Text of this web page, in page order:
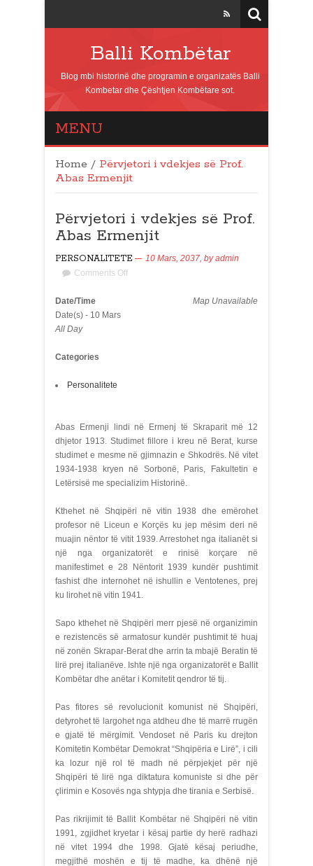
Balli Kombëtar
Blog mbi historinë dhe programin e organizatës Balli
Kombetar dhe Çështjen Kombëtare sot.
MENU
Home / Përvjetori i vdekjes së Prof.
Abas Ermenjit
Përvjetori i vdekjes së Prof.
Abas Ermenjit
PERSONALITETE 10 Mars, 2037, byadmin
Comments Off
Map Unavailable
Date/Time
Date(s) - 10 Mars
All Day
Categories
Personalitete
Abas Ermenji lindi në Ermenj të Skraparit më 12
dhjetor 1913. Studimet fillore i kreu në Berat, kurse
studimet e mesme në gjimnazin e Shkodrës. Në vitet
1934-1938 kryen në Sorbonë, Paris, Fakultetin e
Letërsisë me specializim Historinë.
Kthehet në Shqipëri në vitin 1938 dhe emërohet
profesor në Liceun e Korçës ku jep mësim deri në
muajin nëntor të vitit 1939. Arrestohet nga italianët si
një nga organizatorët e rinisë korçare në
manifestimet e 28 Nëntorit 1939 kundër pushtimit
fashist dhe internohet në ishullin e Ventotenes, prej
ku lirohet në vitin 1941.
Sapo kthehet në Shqipëri merr pjesë në organizimin
e rezistencës së armatosur kundër pushtimit të huaj
në zonën Skrapar-Berat dhe arrin ta mbajë Beratin të
lirë prej italianëve. Ishte një nga organizatorët e Ballit
Kombëtar dhe anëtar i Komitetit qendror të tij.
Pas fitores së revolucionit komunist në Shqipëri,
detyrohet të largohet nga atdheu dhe të marrë rrugën
e gjatë të mërgimit. Vendoset në Paris ku drejton
Komitetin Kombëtar Demokrat “Shqipëria e Lirë”, i cili
ka lozur një rol të madh në përpjekjet për një
Shqipëri të lirë nga diktatura komuniste si dhe për
çlirimin e Kosovës nga shtypja dhe tirania e Serbisë.
Pas rikrijimit të Ballit Kombëtar në Shqipëri në vitin
1991, zgjidhet kryetar i kësaj partie dy herë radhazi
në vitet 1994 dhe 1998. Gjatë kësaj periudhe,
megjithë moshën e tij të madhe, ka dhënë një